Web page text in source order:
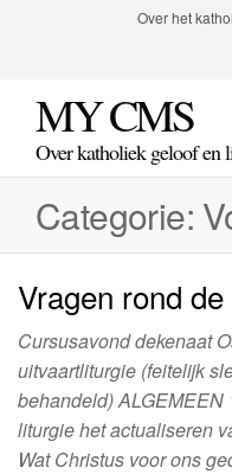
inhoud
Over het
MY CMS
Over katholiek geloof en
Categorie:
Vragen rond
Cursusavond dekenaat
uitvaartliturgie (feitelijk
behandeld) ALGEMEEN
liturgie het actualiseren
Wat Christus voor ons